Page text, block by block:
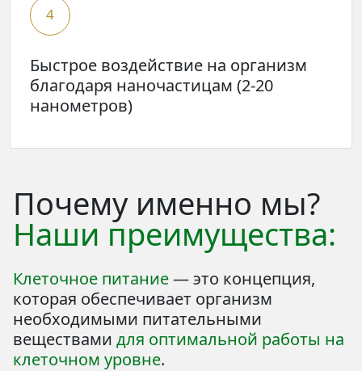
4
Быстрое воздействие на организм
благодаря наночастицам (2-20
нанометров)
Почему именно мы?
Наши преимущества:
Клеточное питание— это концепция,
которая обеспечивает организм
необходимыми питательными
веществами для оптимальной работы на
клеточном уровне.